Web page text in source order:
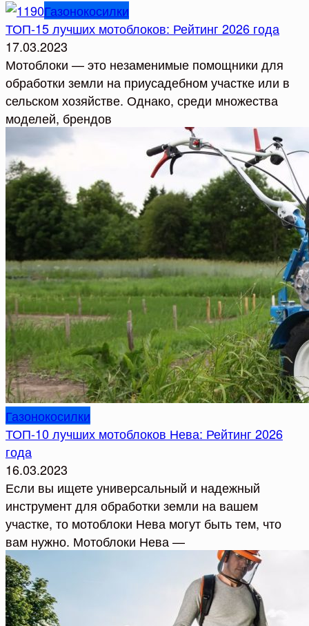
Газонокосилки
ТОП-15 лучших мотоблоков: Рейтинг 2026 года
17.03.2023
Мотоблоки — это незаменимые помощники для
обработки земли на приусадебном участке или в
сельском хозяйстве. Однако, среди множества
моделей, брендов
Газонокосилки
ТОП-10 лучших мотоблоков Нева: Рейтинг 2026
года
16.03.2023
Если вы ищете универсальный и надежный
инструмент для обработки земли на вашем
участке, то мотоблоки Нева могут быть тем, что
вам нужно. Мотоблоки Нева —